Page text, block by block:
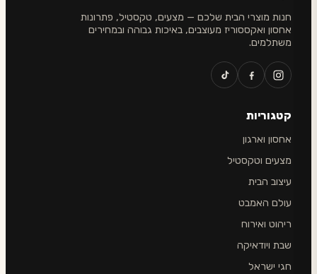
חנות מוצרי הבית שלכם — מצעים, טקסטיל, פתרונות
אחסון ואקססוריז מעוצבים, באיכות גבוהה ובמחירים
משתלמים.
קטגוריות
אחסון וארגון
מצעים וטקסטיל
עיצוב הבית
עולם האמבט
ריהוט ואירוח
שבת ויודאיקה
חגי ישראל